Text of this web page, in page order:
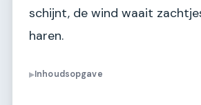
schijnt, de wind waait
haren.
▶Inhoudsopgave